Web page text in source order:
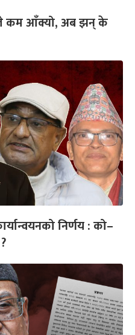
कम आँक्यो, अब झन् के
निर्णय : को–